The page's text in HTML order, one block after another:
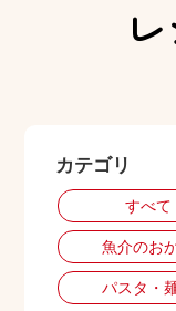
出店用地募集
カテゴリ
すべて
魚介のお
パスタ・